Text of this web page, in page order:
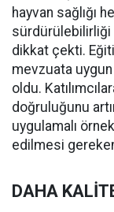
hayvan sağlığı
sürdürülebilirliği
dikkat çekti.
mevzuata
oldu.
doğruluğunu
uygulamalı
edilmesi gereken
DAHA